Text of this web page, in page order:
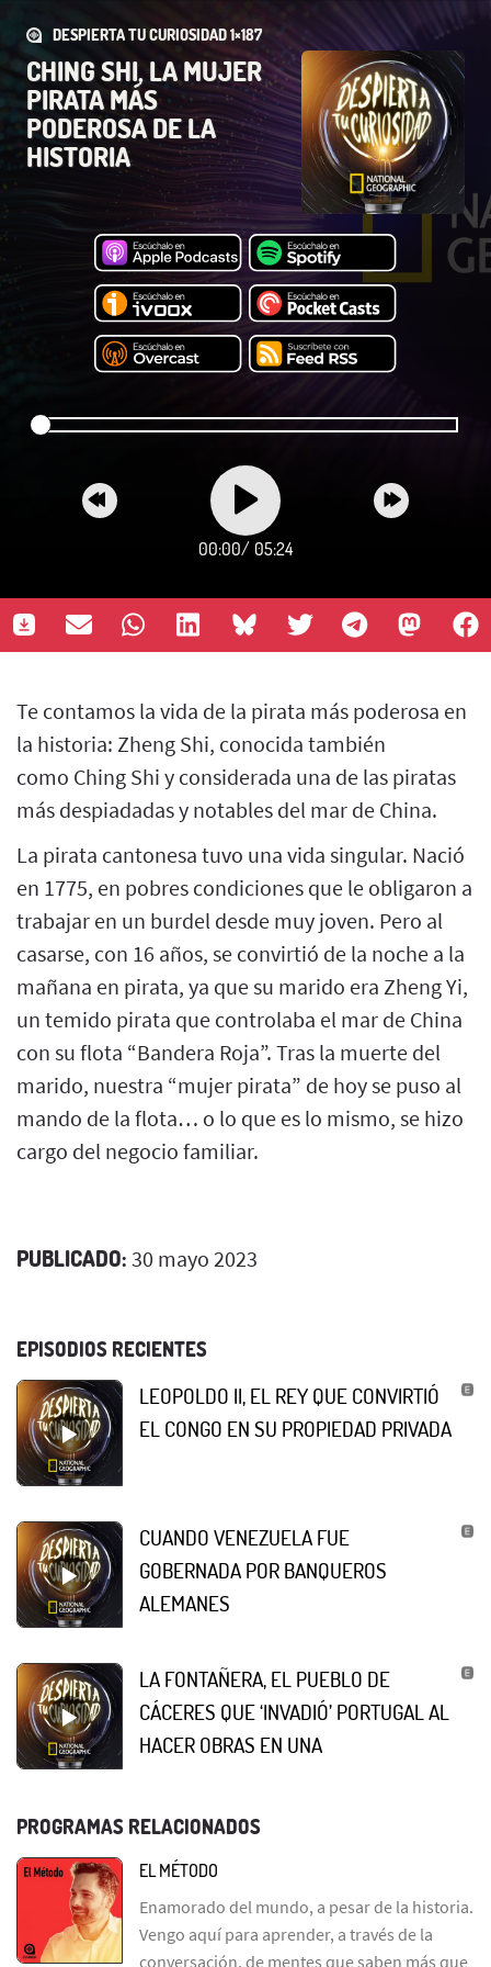
DESPIERTA TU CURIOSIDAD 1×187
CHING SHI, LA MUJER
PIRATA MÁS
PODEROSA DE LA
HISTORIA
00:00/ 05:24
Te contamos la vida de la pirata más poderosa en
la historia: Zheng Shi, conocida también
como Ching Shi y considerada una de las piratas
más despiadadas y notables del mar de China.
La pirata cantonesa tuvo una vida singular. Nació
en 1775, en pobres condiciones que le obligaron a
trabajar en un burdel desde muy joven. Pero al
casarse, con 16 años, se convirtió de la noche a la
mañana en pirata, ya que su marido era Zheng Yi,
un temido pirata que controlaba el mar de China
con su flota “Bandera Roja”. Tras la muerte del
marido, nuestra “mujer pirata” de hoy se puso al
mando de la flota… o lo que es lo mismo, se hizo
cargo del negocio familiar.
PUBLICADO: 30 mayo 2023
EPISODIOS RECIENTES
LEOPOLDO II, EL REY QUE CONVIRTIÓ
EL CONGO EN SU PROPIEDAD PRIVADA
CUANDO VENEZUELA FUE
GOBERNADA POR BANQUEROS
ALEMANES
LA FONTAÑERA, EL PUEBLO DE
CÁCERES QUE ‘INVADIÓ’ PORTUGAL AL
HACER OBRAS EN UNA
PROGRAMAS RELACIONADOS
EL MÉTODO
Enamorado del mundo, a pesar de la historia.
Vengo aquí para aprender, a través de la
conversación, de mentes que saben más que